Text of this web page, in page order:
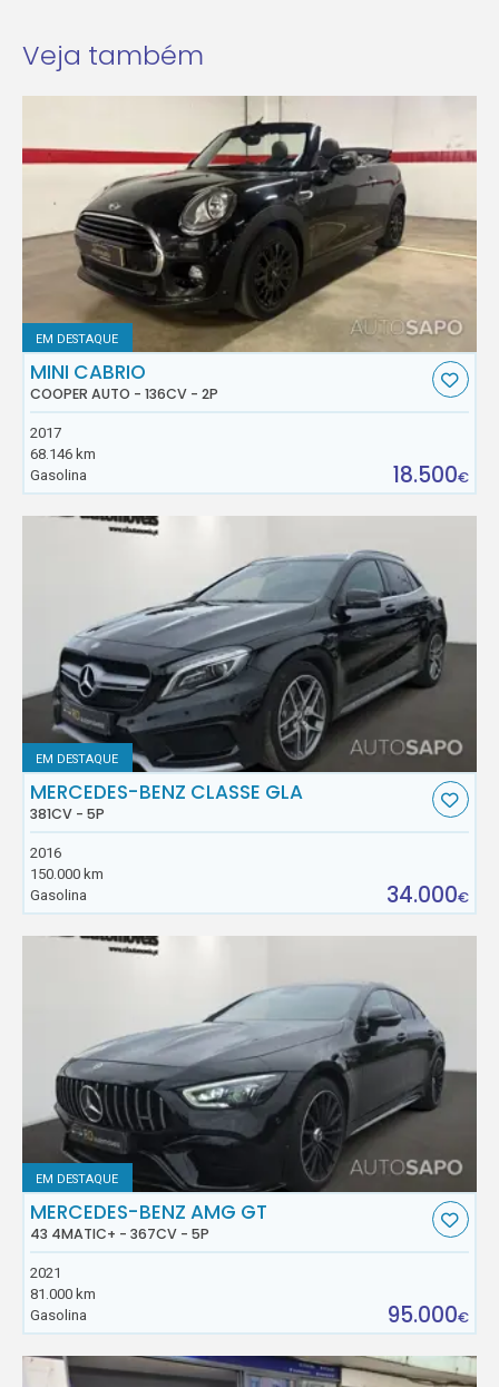
Veja também
EM DESTAQUE
MINI CABRIO
COOPER AUTO - 136CV - 2P
2017
68.146 km
Gasolina
18.500€
EM DESTAQUE
MERCEDES-BENZ CLASSE GLA
381CV - 5P
2016
150.000 km
Gasolina
34.000€
EM DESTAQUE
MERCEDES-BENZ AMG GT
43 4MATIC+ - 367CV - 5P
2021
81.000 km
Gasolina
95.000€